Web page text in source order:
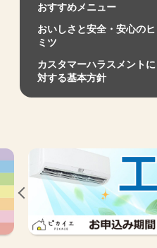
おすすめメニュー
おいしさと安全・安心のヒ
ミツ
カスタマーハラスメントに
対する基本方針